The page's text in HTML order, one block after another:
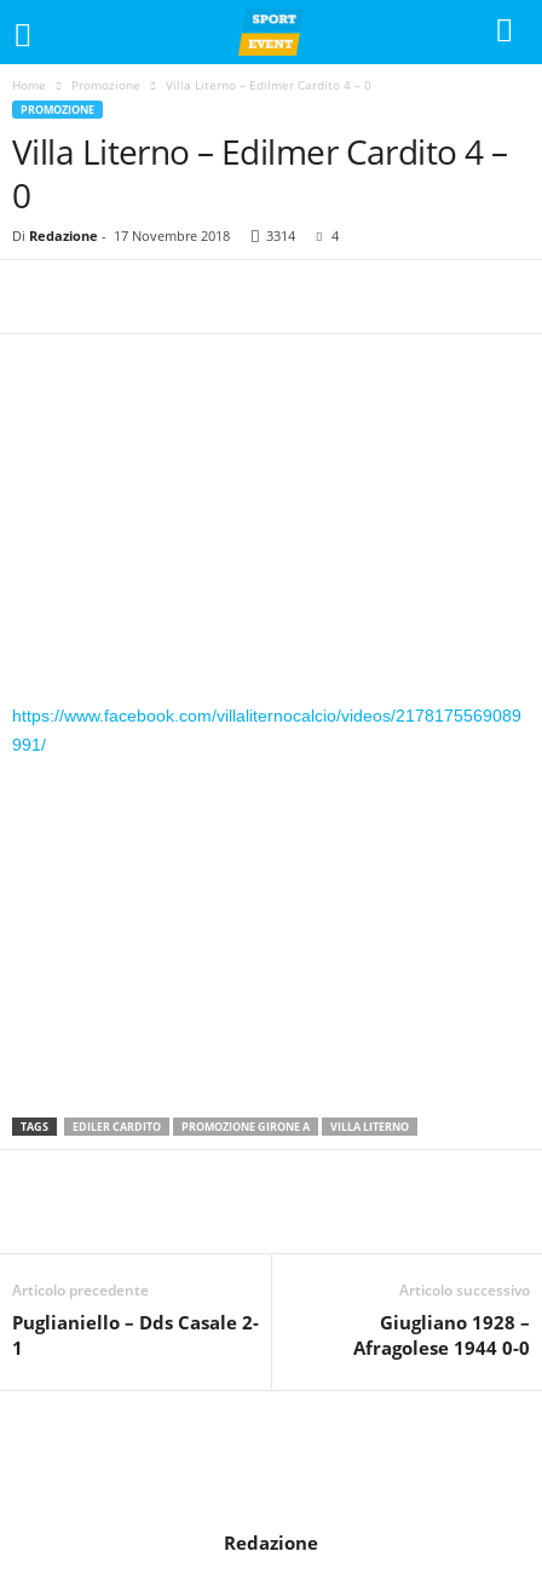
Home Promozione Villa Literno – Edilmer Cardito 4 – 0
PROMOZIONE
Villa Literno – Edilmer Cardito 4 –
0
Di Redazione - 17 Novembre 2018 3314 4
https://www.facebook.com/villaliternocalcio/videos/2178175569089
991/
TAGS EDILER CARDITO PROMOZIONE GIRONE A VILLA LITERNO
Articolo precedente
Puglianiello – Dds Casale 2-
1
Articolo successivo
Giugliano 1928 –
Afragolese 1944 0-0
Redazione